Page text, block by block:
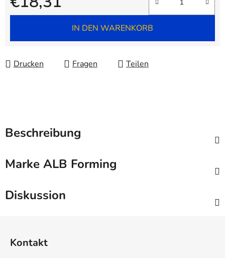
Verkaufspreis:
IN DEN WARENKORB
Drucken Fragen Teilen
Beschreibung
Marke ALB Forming
Diskussion
Kontakt